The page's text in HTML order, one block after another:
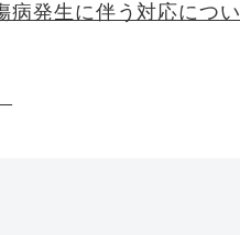
病発生に伴う対応につい